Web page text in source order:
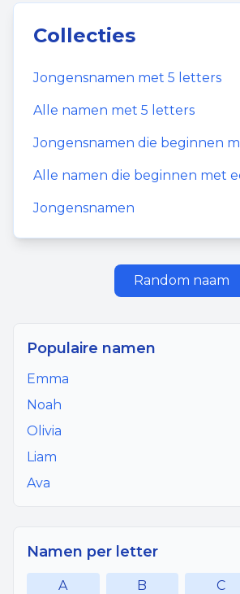
Collecties
Jongensnamen met 5 letters
Alle namen met 5 letters
Jongensnamen die beginnen
Alle namen die beginnen met
Jongensnamen
Random naam
Populaire namen
Emma
Noah
Olivia
Liam
Ava
Namen per letter
A B C